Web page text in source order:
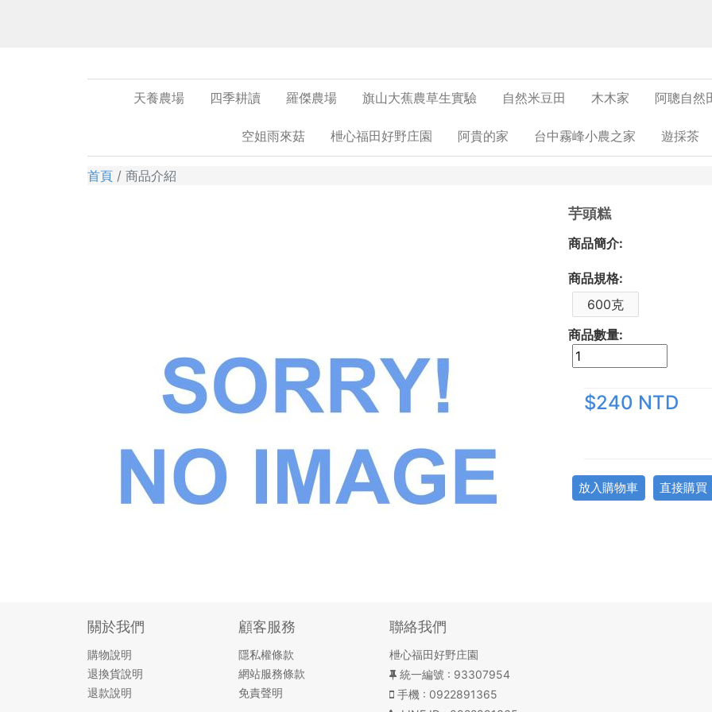
天養農場 四季耕讀 羅傑農場 旗山大蕉農草生實驗 自然米豆田 木木家 阿聰自然
空姐雨來菇 枻心福田好野庄園 阿貴的家 台中霧峰小農之家 遊採茶
首頁 商品介紹
芋頭糕
商品簡介:
商品規格:
600克
商品數量:
$240 NTD
放入購物車 直接購買
關於我們
購物說明
退換貨說明
退款說明
顧客服務
隱私權條款
網站服務條款
免責聲明
聯絡我們
枻心福田好野庄園
統一編號 : 93307954
手機 : 0922891365